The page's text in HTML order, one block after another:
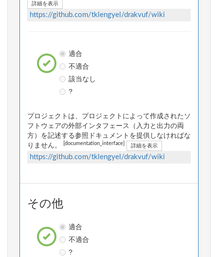
詳細を表示
https://github.com/tklengyel/drakvuf/wiki
適合
不適合
該当なし
?
プロジェクトは、プロジェクトによって作成されたソ
フトウェアの外部インタフェース（入力と出力の両
方）を記述する参照ドキュメントを提供しなければな
りません。
[documentation_interface] 詳細を表示
https://github.com/tklengyel/drakvuf/wiki
その他
適合
不適合
?